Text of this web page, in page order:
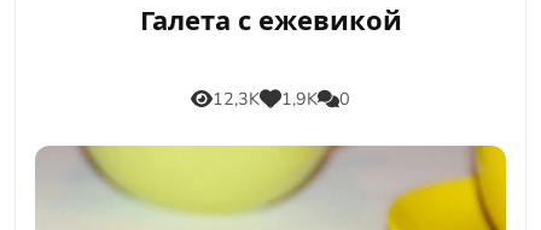
Галета с ежевикой
12,3K 1,9K 0